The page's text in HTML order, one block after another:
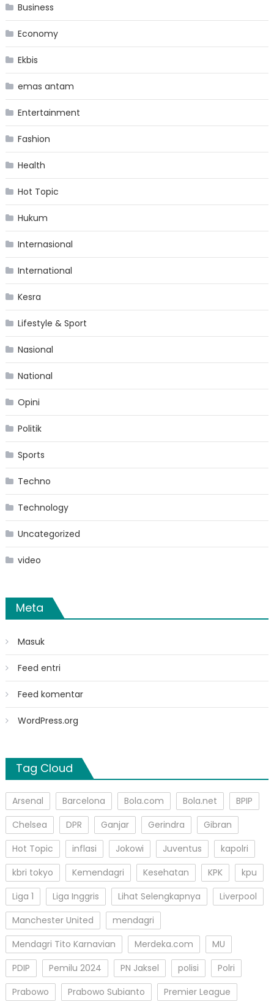
Business
Economy
Ekbis
emas antam
Entertainment
Fashion
Health
Hot Topic
Hukum
Internasional
International
Kesra
Lifestyle & Sport
Nasional
National
Opini
Politik
Sports
Techno
Technology
Uncategorized
video
Meta
Masuk
Feed entri
Feed komentar
WordPress.org
Tag Cloud
Arsenal Barcelona Bola.com Bola.net
BPIP
Chelsea
DPR Ganjar Gerindra
Gibran
Hot Topic
inflasi Jokowi Juventus
kapolri
kbri tokyo
Kemendagri Kesehatan KPK
kpu
Liga 1
Liga Inggris Lihat Selengkapnya
Liverpool
Manchester United
mendagri
Mendagri Tito Karnavian
Merdeka.com
MU
PDIP
Pemilu 2024 PN Jaksel polisi
Polri
Prabowo
Prabowo Subianto
Premier League